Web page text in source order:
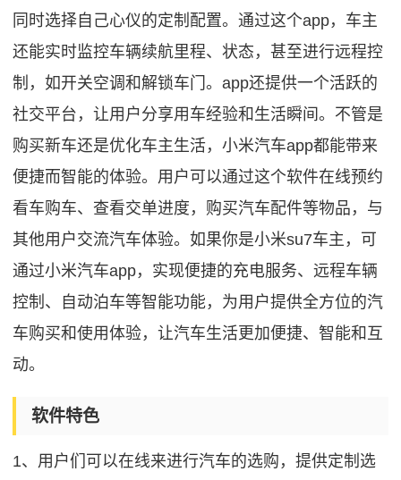
同时选择自己心仪的定制配置。通过这个app，车主
还能实时监控车辆续航里程、状态，甚至进行远程控
制，如开关空调和解锁车门。app还提供一个活跃的
社交平台，让用户分享用车经验和生活瞬间。不管是
购买新车还是优化车主生活，小米汽车app都能带来
便捷而智能的体验。用户可以通过这个软件在线预约
看车购车、查看交单进度，购买汽车配件等物品，与
其他用户交流汽车体验。如果你是小米su7车主，可
通过小米汽车app，实现便捷的充电服务、远程车辆
控制、自动泊车等智能功能，为用户提供全方位的汽
车购买和使用体验，让汽车生活更加便捷、智能和互
动。
软件特色
1、用户们可以在线来进行汽车的选购，提供定制选